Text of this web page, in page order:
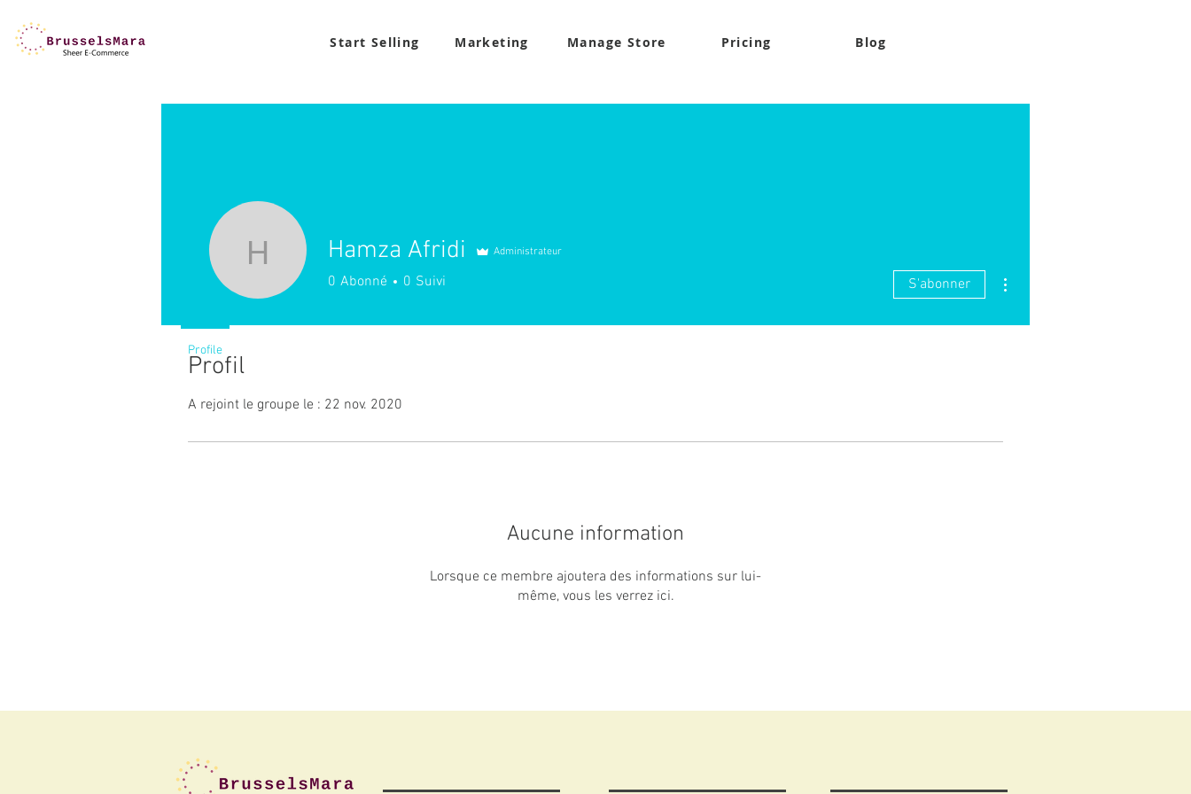
Start Selling Marketing Manage Store Pricing Blog
Profil
A rejoint le groupe le : 22 nov. 2020
Aucune information
Lorsque ce membre ajoutera des informations sur lui-
même, vous les verrez ici.
Hamza Afridi
Hamza Afridi Administrateur
0 Abonné 0 Suivi S'abonner
Profile